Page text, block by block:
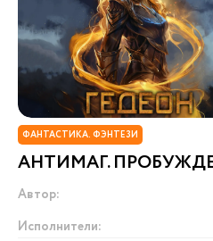
ФАНТАСТИКА. ФЭНТЕЗИ
АНТИМАГ.
Автор:
Исполнители: